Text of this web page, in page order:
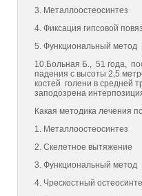
3. Металлоостеосинтез
4. Фиксация гипсовой
5. Функциональный метод
10.Больная Б., 51 года,
падения с высоты 2,5
костей голени в
заподозрена
Какая методика лечения
1. Металлоостеосинтез
2. Скелетное вытяжение
3. Функциональный метод
4. Чрескостный